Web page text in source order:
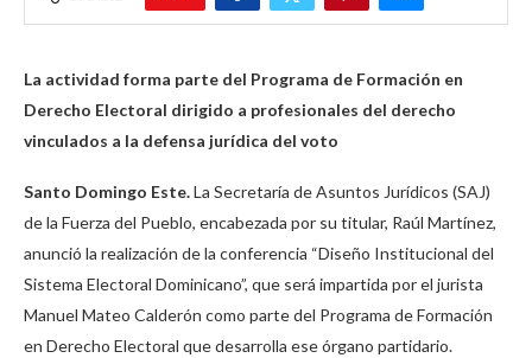
La actividad forma parte del Programa de Formación en
Derecho Electoral dirigido a profesionales del derecho
vinculados a la defensa jurídica del voto
Santo Domingo Este.La Secretaría de Asuntos Jurídicos (SAJ)
de la Fuerza del Pueblo, encabezada por su titular, Raúl Martínez,
anunció la realización de la conferencia “Diseño Institucional del
Sistema Electoral Dominicano”, que será impartida por el jurista
Manuel Mateo Calderón como parte del Programa de Formación
en Derecho Electoral que desarrolla ese órgano partidario.